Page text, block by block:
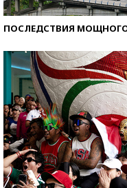
ПОСЛЕДСТВИЯ